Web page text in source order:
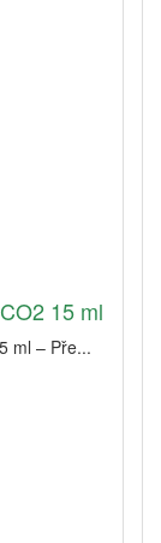
15 ml
ml – Pře...